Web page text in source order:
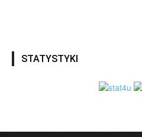
STATYSTYKI